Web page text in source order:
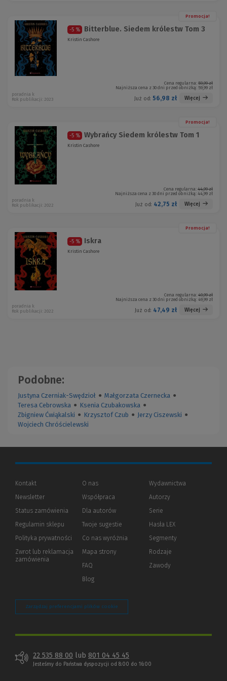
Promocja!
-5 % Bitterblue. Siedem królestw Tom 3
Kristin Cashore
Cena regularna: 59,99 zł
Najniższa cena z 30 dni przed obniżką: 59,99 zł
Już od: 56,98 zł Więcej
poradnia k
Rok publikacji: 2023
Promocja!
-5 % Wybrańcy Siedem królestw Tom 1
Kristin Cashore
Cena regularna: 44,99 zł
Najniższa cena z 30 dni przed obniżką: 44,99 zł
Już od: 42,75 zł Więcej
poradnia k
Rok publikacji: 2022
Promocja!
-5 % Iskra
Kristin Cashore
Cena regularna: 49,99 zł
Najniższa cena z 30 dni przed obniżką: 49,99 zł
Już od: 47,49 zł Więcej
poradnia k
Rok publikacji: 2022
Podobne:
Justyna Czerniak-Swędzioł ● Małgorzata Czernecka ●
Teresa Cebrowska ● Ksenia Czubakowska ●
Zbigniew Ćwiąkalski ● Krzysztof Czub ● Jerzy Ciszewski ●
Wojciech Chróścielewski
Kontakt
Newsletter
Status zamówienia
Regulamin sklepu
Polityka prywatności (Nowe
(Link
innej
Zwrot lub reklamacja
zamówienia
O nas
Współpraca
Dla autorów(Nowe
(Link
innej
strony)
Twoje sugestie
Co nas wyróżnia
Mapa strony
FAQ
Blog
Wydawnictwa
Autorzy
Serie
Hasła LEX
Segmenty
Rodzaje
Zawody
Zarządzaj preferencjami plików cookie
22 535 88 00 lub 801 04 45 45
Jesteśmy do Państwa dyspozycji od 8:00 do 16:00